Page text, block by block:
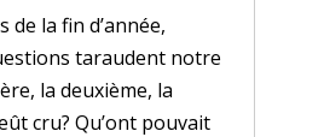
de la fin d’année,
taraudent notre
la deuxième, la
cru? Qu’ont pouvait